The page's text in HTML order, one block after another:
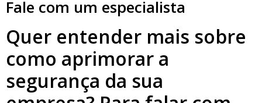
Fale com um especialista
Quer entender mais sobre
como aprimorar a
segurança da sua